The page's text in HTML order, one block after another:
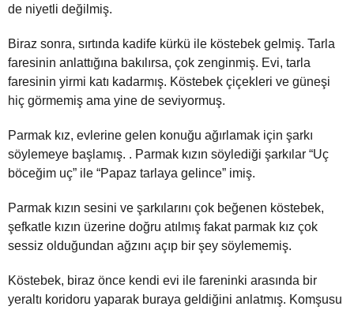
de niyetli değilmiş.
Biraz sonra, sırtında kadife kürkü ile köstebek gelmiş. Tarla
faresinin anlattığına bakılırsa, çok zenginmiş. Evi, tarla
faresinin yirmi katı kadarmış. Köstebek çiçekleri ve güneşi
hiç görmemiş ama yine de seviyormuş.
Parmak kız, evlerine gelen konuğu ağırlamak için şarkı
söylemeye başlamış. . Parmak kızın söylediği şarkılar “Uç
böceğim uç” ile “Papaz tarlaya gelince” imiş.
Parmak kızın sesini ve şarkılarını çok beğenen köstebek,
şefkatle kızın üzerine doğru atılmış fakat parmak kız çok
sessiz olduğundan ağzını açıp bir şey söylememiş.
Köstebek, biraz önce kendi evi ile fareninki arasında bir
yeraltı koridoru yaparak buraya geldiğini anlatmış. Komşusu